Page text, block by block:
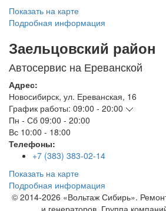
Показать на карте
Подробная информация
Заельцовский район
Автосервис на Ереванской
Адрес:
Новосибирск, ул. Ереванская, 16
График работы: 09:00 - 20:00
Пн - Сб 09:00 - 20:00
Вс 10:00 - 18:00
Телефоны:
+7 (383) 383-02-14
Показать на карте
Подробная информация
© 2014-2026 «Вольтаж Сибирь».